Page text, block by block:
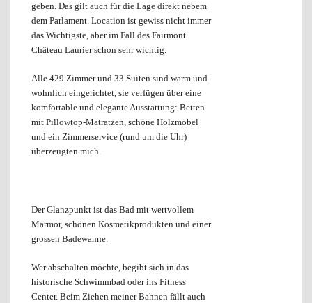
geben. Das gilt auch für die Lage direkt nebem
dem Parlament. Location ist gewiss nicht immer
das Wichtigste, aber im Fall des Fairmont
Château Laurier schon sehr wichtig.
Alle 429 Zimmer und 33 Suiten sind warm und
wohnlich eingerichtet, sie verfügen über eine
komfortable und elegante Ausstattung: Betten
mit Pillowtop-Matratzen, schöne Hölzmöbel
und ein Zimmerservice (rund um die Uhr)
überzeugten mich.
Der Glanzpunkt ist das Bad mit wertvollem
Marmor, schönen Kosmetikprodukten und einer
grossen Badewanne.
Wer abschalten möchte, begibt sich in das
historische Schwimmbad oder ins Fitness
Center. Beim Ziehen meiner Bahnen fällt auch